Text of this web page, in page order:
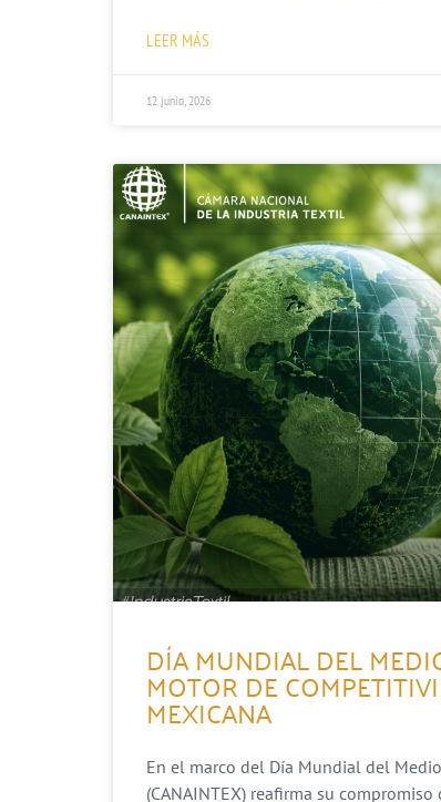
LEER MÁS
12 junio, 2026
DÍA MUNDIAL DEL
MOTOR DE
MEXICANA
En el marco del Día Mundial del
(CANAINTEX) reafirma su